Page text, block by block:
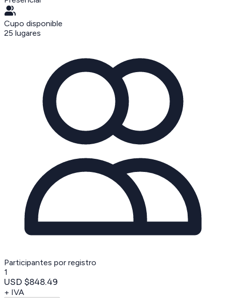
Cupo disponible
25 lugares
Participantes por registro
1
USD $848.49
+ IVA